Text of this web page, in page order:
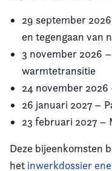
29 september
en tegengaan van
3 november 2026
warmtetransitie
24 november
26 januari 2027 –
23 februari 2027 –
Deze bijeenkomsten
het inwerkdossier